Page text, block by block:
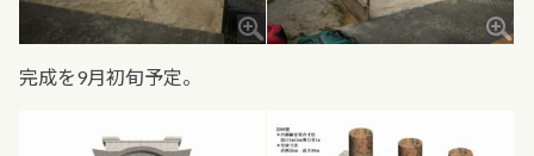
完成を9月初旬予定。